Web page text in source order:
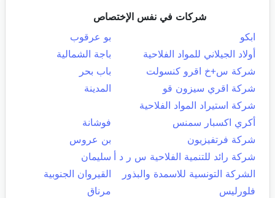
شركات في نفس الإختصاص
ابكو
بو عرقوب
أولاد الجيلاني للمواد الفلاحية
باجة الشمالية
شركة س+خ اقرو كنسولت
باب بحر
شركة اقري سيزون قو
المدينة
شركة استيراد المواد الفلاحية
أكري اكسبار سمنس
فوشانة
شركة فرتفيزيون
بن عروس
شركة رائد للتنمية الفلاحية س ر د أ
سليمان
الشركة التونسية للاسمدة والبذور
القيروان الجنوبية
فلورليس
مرناق